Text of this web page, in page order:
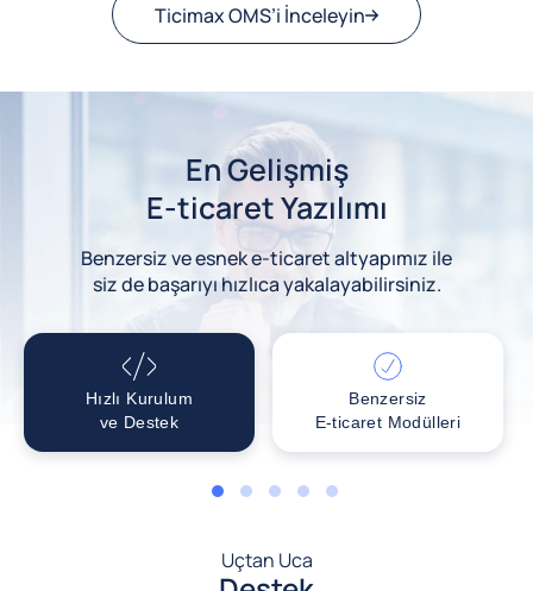
Ticimax OMS’i İnceleyin
En Gelişmiş
E-ticaret Yazılımı
Benzersiz ve esnek e-ticaret altyapımız ile
siz de başarıyı hızlıca yakalayabilirsiniz.
Hızlı Kurulum
ve Destek
Benzersiz
E-ticaret Modülleri
1 2 3 4 5
Uçtan Uca